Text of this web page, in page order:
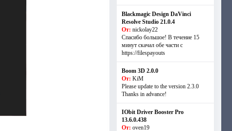
Blackmagic Design DaVinci
Resolve Studio 21.0.4
От: nickolay22
Спасибо большое! В течение 15
минут скачал обе части с
https://filespayouts
Boom 3D 2.0.0
От: KiM
Please update to the version 2.3.0
Thanks in advance!
IObit Driver Booster Pro
13.6.0.438
От: oven19